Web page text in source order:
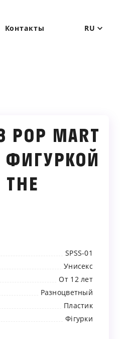
Контакты RU
MART
SPSS-01
Унисекс
От 12 лет
Разноцветный
Пластик
Фігурки